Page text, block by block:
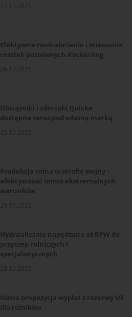
27.10.2025
Efektywne rozdrabnianie i mieszanie
resztek pożniwnych Kockerling
26.10.2025
Obciążniki i zderzaki Quicke
dostępne teraz pod własną marką
25.10.2025
Produkcja rolna w strefie wojny -
efektywność mimo ekstremalnych
warunków
25.10.2025
Hydraulicznie napędzana oś BPW do
przyczep rolniczych i
specjalistycznych
23.10.2025
Nowa propozycja wypłat z rezerwy UE
dla rolników